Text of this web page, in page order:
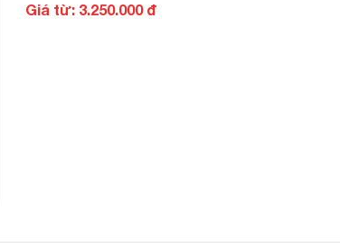
Giá từ: 3.250.000 đ